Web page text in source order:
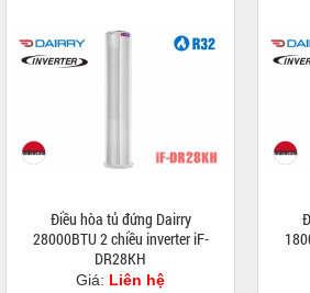
Điều hòa tủ đứng Dairry
28000BTU 2 chiều inverter iF-
DR28KH
Giá: Liên hệ